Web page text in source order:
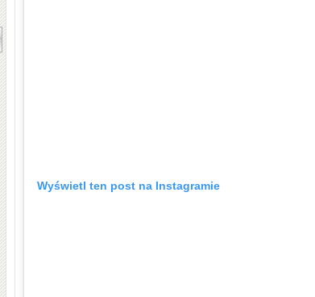
Wyświetl ten post na Instagramie